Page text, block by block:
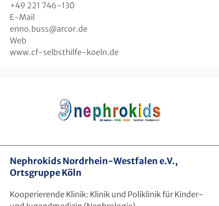
+49 221 746-130
E-Mail
enno.buss@arcor.de
Web
www.cf-selbsthilfe-koeln.de
Nephrokids Nordrhein-Westfalen e.V.,
Ortsgruppe Köln
Kooperierende Klinik: Klinik und Poliklinik für Kinder-